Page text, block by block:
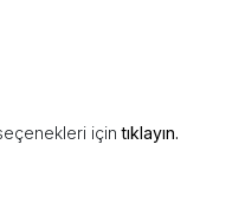
içintıklayın.